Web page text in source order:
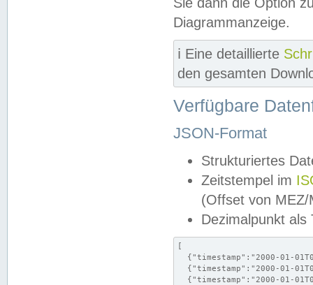
Diagrammanzeige.
ℹ️ Eine detaillierte
den gesamten
Verfügbare
JSON-Format
Strukturiertes
Zeitstempel im
(Offset von MEZ/
Dezimalpunkt als
[
{"timestamp":"2000-01-
{"timestamp":"2000-01-
{"timestamp":"2000-01-